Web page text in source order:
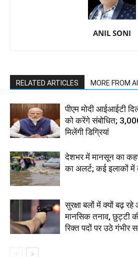
ANIL SONI
RELATED ARTICLES MORE FROM
पीएम मोदी आईआईटी
को करेंगे संबोधित;
मिलेंगी डिग्रियां
देशभर में मानसून का
का अलर्ट; कई इलाकों में
सुरक्षा बलों में क्यों बढ़
मानसिक तनाव, छुट्टी
रिक्त पदों पर उठे गंभीर